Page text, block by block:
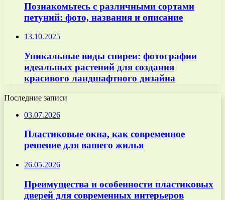
Познакомьтесь с различными сортами
петуний: фото, названия и описание
13.10.2025
Уникальные виды спиреи: фотографии
идеальных растений для создания
красивого ландшафтного дизайна
Последние записи
03.07.2026
Пластиковые окна, как современное
решение для вашего жилья
26.05.2026
Преимущества и особенности пластиковых
дверей для современных интерьеров